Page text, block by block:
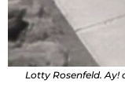
Lotty Rosenfeld. Ay!